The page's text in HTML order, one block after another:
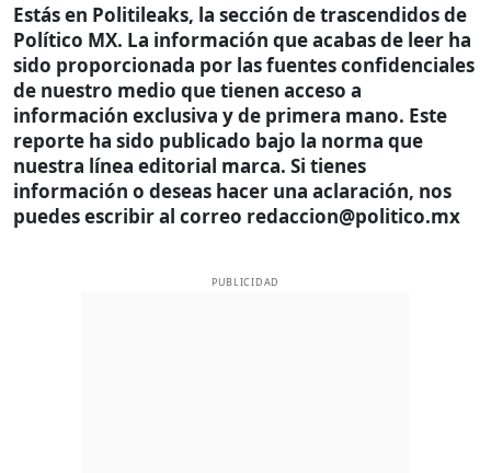
Estás en Politileaks, la sección de trascendidos de
Político MX. La información que acabas de leer ha
sido proporcionada por las fuentes confidenciales
de nuestro medio que tienen acceso a
información exclusiva y de primera mano. Este
reporte ha sido publicado bajo la norma que
nuestra línea editorial marca. Si tienes
información o deseas hacer una aclaración, nos
puedes escribir al correo redaccion@politico.mx
PUBLICIDAD